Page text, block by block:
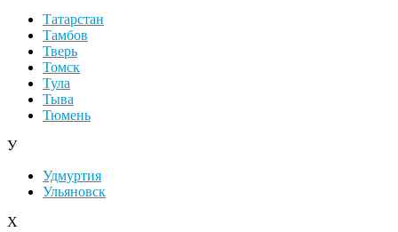
Татарстан
Тамбов
Тверь
Томск
Тула
Тыва
Тюмень
У
Удмуртия
Ульяновск
Х